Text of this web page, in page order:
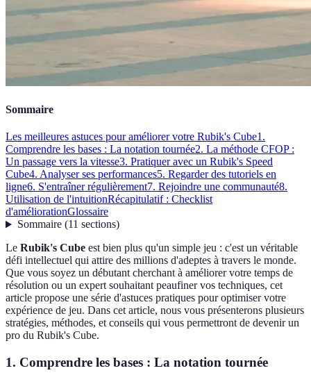
Sommaire
Les meilleures astuces pour améliorer votre Rubik's Cube1.
Comprendre les bases : La notation tournée2. La méthode CFOP :
Un passage vers la vitesse3. Pratiquer avec un Rubik's Speed
Cube4. Analyser ses performances5. Regarder des tutoriels en
ligne6. S'entraîner régulièrement7. Rejoindre une communauté8.
Utilisation de l'intuitionRécapitulatif : Checklist
d'améliorationGlossaire
Sommaire(11 sections)
Le Rubik's Cube est bien plus qu'un simple jeu : c'est un véritable
défi intellectuel qui attire des millions d'adeptes à travers le monde.
Que vous soyez un débutant cherchant à améliorer votre temps de
résolution ou un expert souhaitant peaufiner vos techniques, cet
article propose une série d'astuces pratiques pour optimiser votre
expérience de jeu. Dans cet article, nous vous présenterons plusieurs
stratégies, méthodes, et conseils qui vous permettront de devenir un
pro du Rubik's Cube.
1. Comprendre les bases : La notation tournée